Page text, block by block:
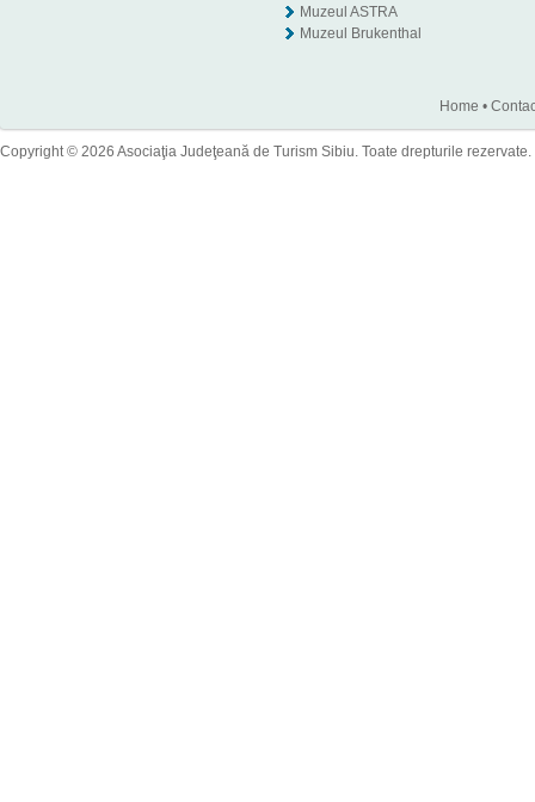
Muzeul ASTRA
Muzeul Brukenthal
Home •
Copyright © 2026 Asociaţia Judeţeană de Turism Sibiu. Toate drepturile rezervate.